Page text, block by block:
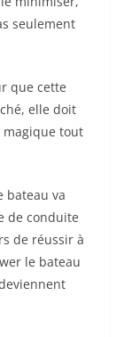
seulement
que cette
elle doit
magique tout
bateau va
de conduite
de réussir à
le bateau